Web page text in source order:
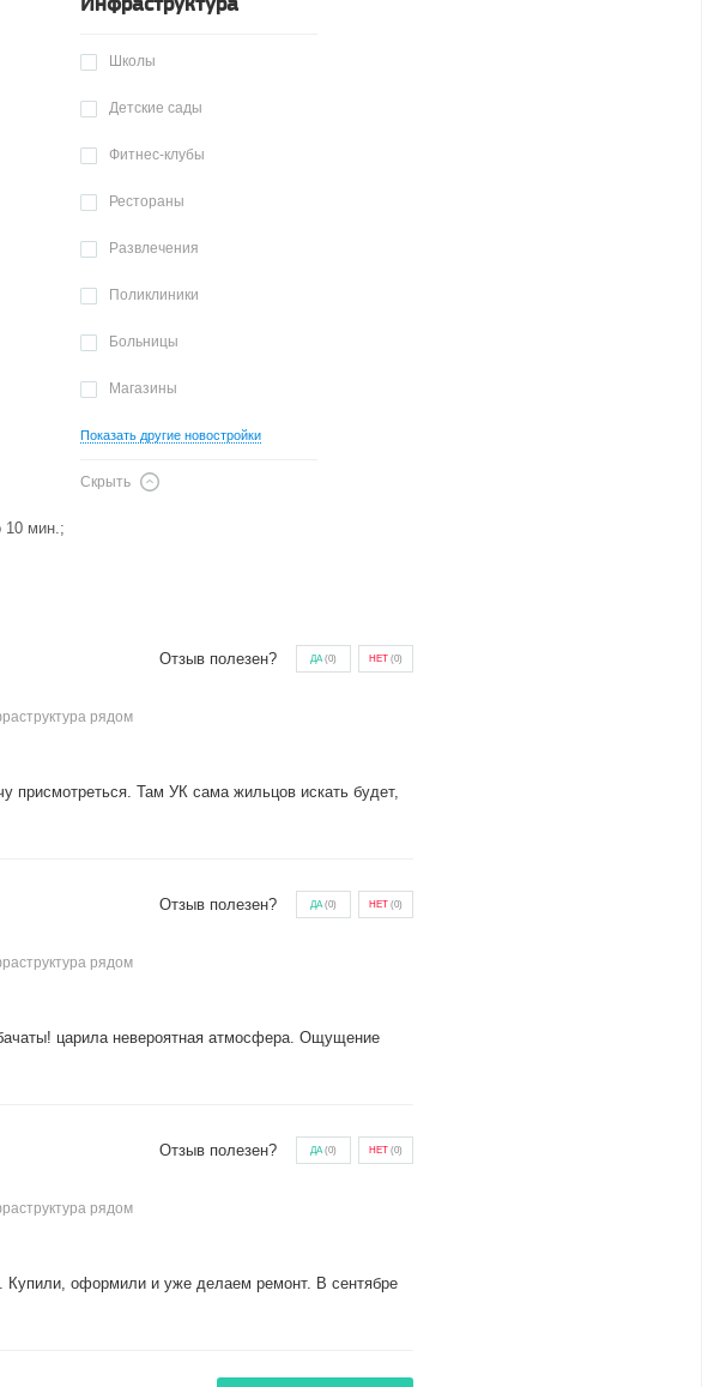
Школы
Детские сады
Фитнес-клубы
Рестораны
Развлечения
Поликлиники
Больницы
Магазины
Показать другие новостройки
Скрыть
10 мин.;
Отзыв полезен? ДА(0) НЕТ (0)
рядом
присмотреться. Там УК сама жильцов искать будет,
Отзыв полезен? ДА(0) НЕТ (0)
рядом
царила невероятная атмосфера. Ощущение
Отзыв полезен? ДА(0) НЕТ (0)
рядом
Купили, оформили и уже делаем ремонт. В сентябре